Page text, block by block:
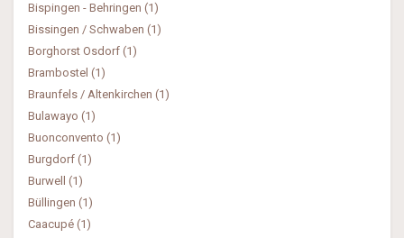
Bispingen - Behringen (1)
Bissingen / Schwaben (1)
Borghorst Osdorf (1)
Brambostel (1)
Braunfels / Altenkirchen (1)
Bulawayo (1)
Buonconvento (1)
Burgdorf (1)
Burwell (1)
Büllingen (1)
Caacupé (1)